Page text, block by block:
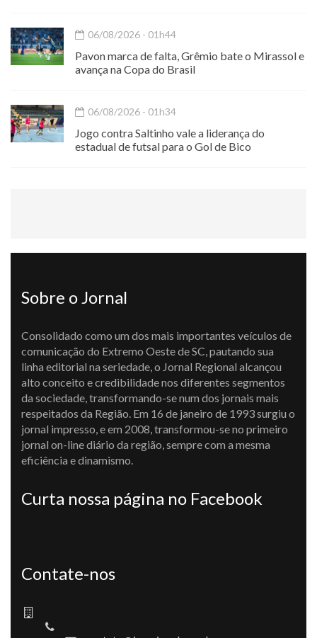
06/08/2026 - 01h44
Pavon marca de falta, Grêmio bate o Mirassol e
avança na Copa do Brasil
06/08/2026 - 01h34
Jogo contra Saltinho vale a liderança do
estadual de futsal para o Gol de Bico
Sobre o Jornal
Consolidado como um dos mais importantes veículos de
comunicação do Extremo Oeste de SC, pautando sua
linha editorial na seriedade, o Jornal Regional alcançou
alto conceito e credibilidade nos diferentes segmentos
da sociedade, transformando-se num dos jornais mais
respeitados da Região. Em 16 de janeiro de 1993 surgiu o
jornal impresso, e em 2008, transformou-se no primeiro
jornal on-line diário da região, sempre com a mesma
eficiência e dinamismo.
Curta nossa página no Facebook
Contate-nos